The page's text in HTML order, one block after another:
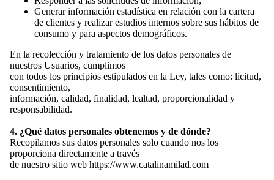
Generar información estadística en relación con la cartera
de clientes y realizar estudios internos sobre sus hábitos de
consumo y para aspectos demográficos.
En la recolección y tratamiento de los datos personales de
nuestros Usuarios, cumplimos
con todos los principios estipulados en la Ley, tales como: licitud,
consentimiento,
información, calidad, finalidad, lealtad, proporcionalidad y
responsabilidad.
4. ¿Qué datos personales obtenemos y de dónde?
Recopilamos sus datos personales solo cuando nos los
proporciona directamente a través
de nuestro sitio web https://www.catalinamilad.com